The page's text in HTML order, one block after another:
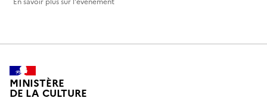
MINISTÈRE
DE LA CULTURE